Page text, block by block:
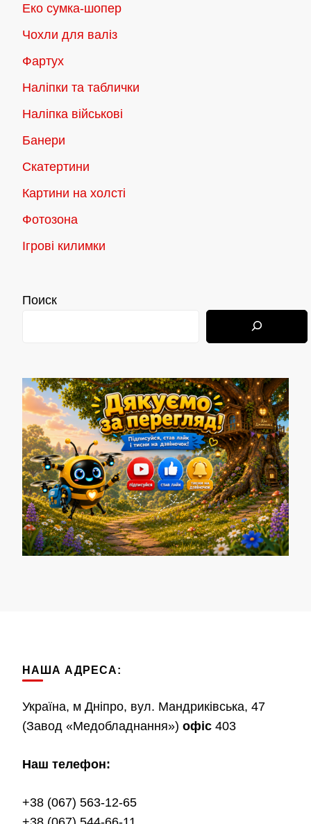
Еко сумка-шопер
Чохли для валіз
Фартух
Наліпки та таблички
Наліпка військові
Банери
Скатертини
Картини на холсті
Фотозона
Ігрові килимки
Поиск
НАША АДРЕСА:
Україна, м Дніпро, вул. Мандриківська, 47
(Завод «Медобладнання») офіс 403
Наш телефон:
+38 (067) 563-12-65